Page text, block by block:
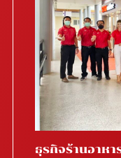
ธุรกิจร้านอาหา